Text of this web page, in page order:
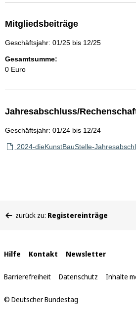
Mitgliedsbeiträge
Geschäftsjahr: 01/25 bis 12/25
Gesamtsumme:
0 Euro
Jahresabschluss/
Geschäftsjahr: 01/24 bis 12/24
2024-dieKunstBauStelle-
befinden
zurück zu: Registereinträge
Interne
Links
Hilfe Kontakt Newsletter
Barrierefreiheit Datenschutz Inhalte
© Deutscher Bundestag